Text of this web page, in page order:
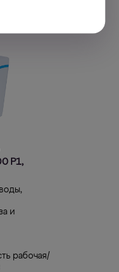
P1,
и
рабочая/